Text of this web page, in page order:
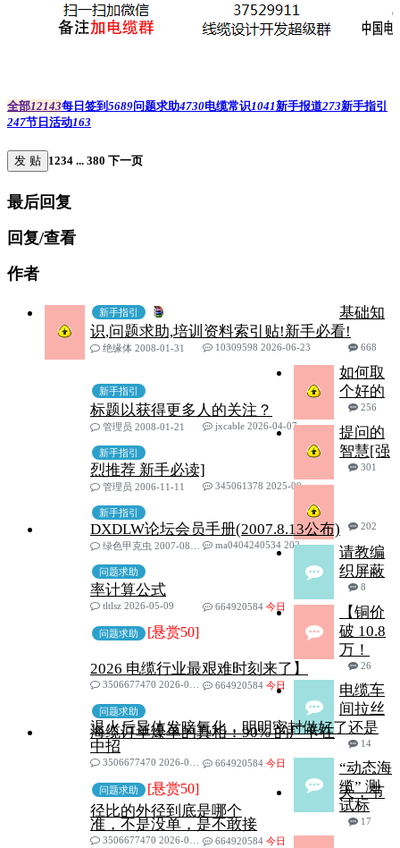
全部12143每日签到 5689问题求助4730电缆常识1041新手报道273新手指引
247节日活动163
发 贴 1234 ... 380 下一页
最后回复
回复/查看
作者
新手指引
基础知
识,问题求助,培训资料索引贴!新手必看!
668
绝缘体 2008-01-31 10309598 2026-06-23
新手指引
如何取
个好的
标题以获得更多人的关注？
256
管理员 2008-01-21
jxcable 2026-04-07
新手指引
提问的
智慧[强
烈推荐 新手必读]
301
管理员 2006-11-11
345061378 2025-09-17
新手指引
DXDLW论坛会员手册(2007.8.13公布)
202
绿色甲克虫 2007-08-11
ma0404240534 2024-08-21
问题求助
请教编
织屏蔽
率计算公式
8
tltlsz 2026-05-09
664920584 今日
问题求助 [悬赏50]
【铜价
破 10.8
万！
2026 电缆行业最艰难时刻来了】
26
3506677470 2026-05-13
664920584 今日
问题求助
电缆车
间拉丝
退火后导体发暗氧化，明明密封做好了还是
中招
14
3506677470 2026-05-15
664920584 今日
问题求助 [悬赏50]
海缆订单爆单的真相：90% 的厂卡在
“动态海
缆” 测
试标
准，不是没单，是不敢接
17
3506677470 2026-05-15
664920584 今日
天，节
径比的外径到底是哪个